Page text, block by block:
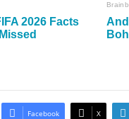
Facebook X